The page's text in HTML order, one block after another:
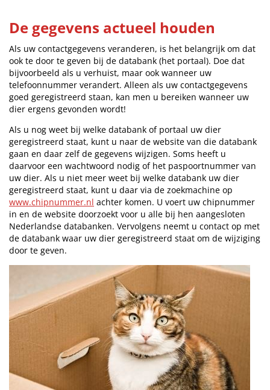
De gegevens actueel houden
Als uw contactgegevens veranderen, is het belangrijk om dat
ook te door te geven bij de databank (het portaal). Doe dat
bijvoorbeeld als u verhuist, maar ook wanneer uw
telefoonnummer verandert. Alleen als uw contactgegevens
goed geregistreerd staan, kan men u bereiken wanneer uw
dier ergens gevonden wordt!
Als u nog weet bij welke databank of portaal uw dier
geregistreerd staat, kunt u naar de website van die databank
gaan en daar zelf de gegevens wijzigen. Soms heeft u
daarvoor een wachtwoord nodig of het paspoortnummer van
uw dier. Als u niet meer weet bij welke databank uw dier
geregistreerd staat, kunt u daar via de zoekmachine op
www.chipnummer.nl achter komen. U voert uw chipnummer
in en de website doorzoekt voor u alle bij hen aangesloten
Nederlandse databanken. Vervolgens neemt u contact op met
de databank waar uw dier geregistreerd staat om de wijziging
door te geven.